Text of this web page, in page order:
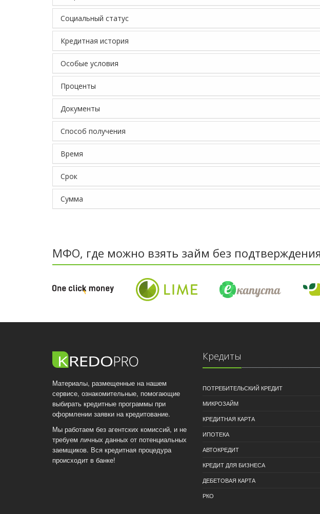
Социальный статус
Кредитная история
Особые условия
Проценты
Документы
Способ получения
Время
Срок
Сумма
МФО, где можно взять займ без
Материалы, размещенные на нашем
сервисе, ознакомительные, помогающие
выбирать кредитные программы при
оформлении заявки на кредитование.
Мы работаем без агентских комиссий, и не
требуем личных данных от потенциальных
заемщиков. Вся кредитная процедура
происходит в банке!
Кредиты
ПОТРЕБИТЕЛЬСКИЙ КРЕДИТ
МИКРОЗАЙМ
КРЕДИТНАЯ КАРТА
ИПОТЕКА
АВТОКРЕДИТ
КРЕДИТ ДЛЯ БИЗНЕСА
ДЕБЕТОВАЯ КАРТА
РКО